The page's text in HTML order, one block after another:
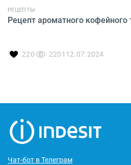
РЕЦЕПТЫ
Рецепт ароматного кофейного
220 2201 12.07.2024
Чат-бот в Телеграм